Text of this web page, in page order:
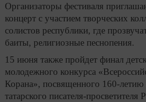
Организаторы фестиваля
концерт с участием творческих
солистов республики, где
баиты, религиозные песнопения.
15 июня также пройдет финал
молодежного конкурса
Корана», посвященного 160-
татарского писателя-просветителя